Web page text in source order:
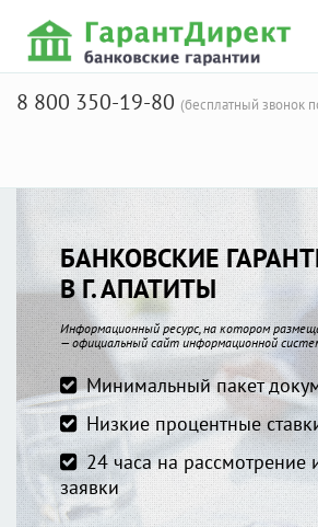
8 800 350-19-80 (бесплатный звонок
БАНКОВСКИЕ
В Г. АПАТИТЫ
Информационный ресурс, на котором
— официальный сайт информационной
Минимальный пакет
Низкие процентные
24 часа на рассмотрение
заявки